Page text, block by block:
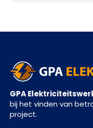
GPA
bij het vinden van
project.